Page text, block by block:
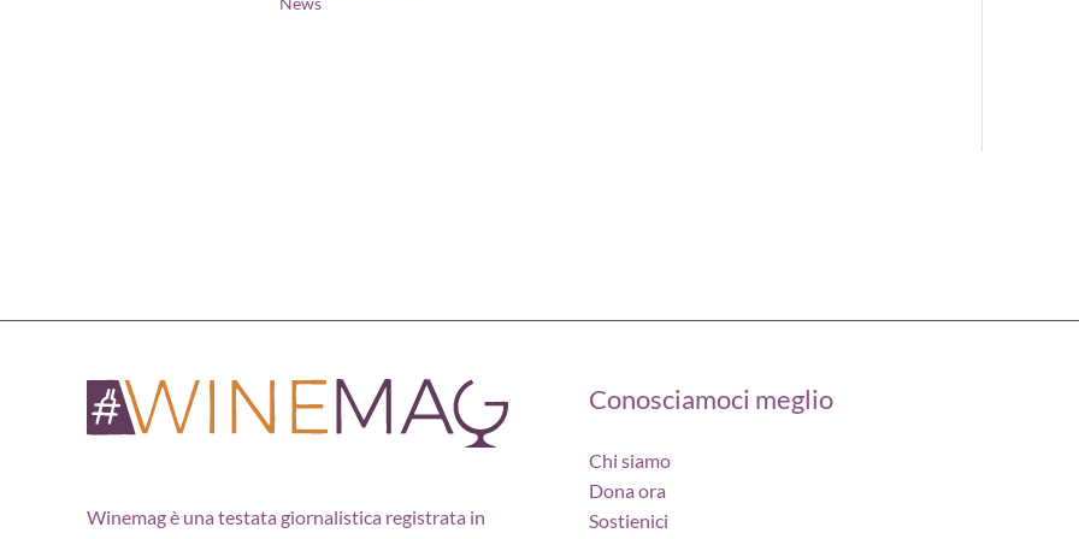
Winemag è una testata giornalistica registrata in
Conosciamoci meglio
Chi siamo
Dona ora
Sostienici